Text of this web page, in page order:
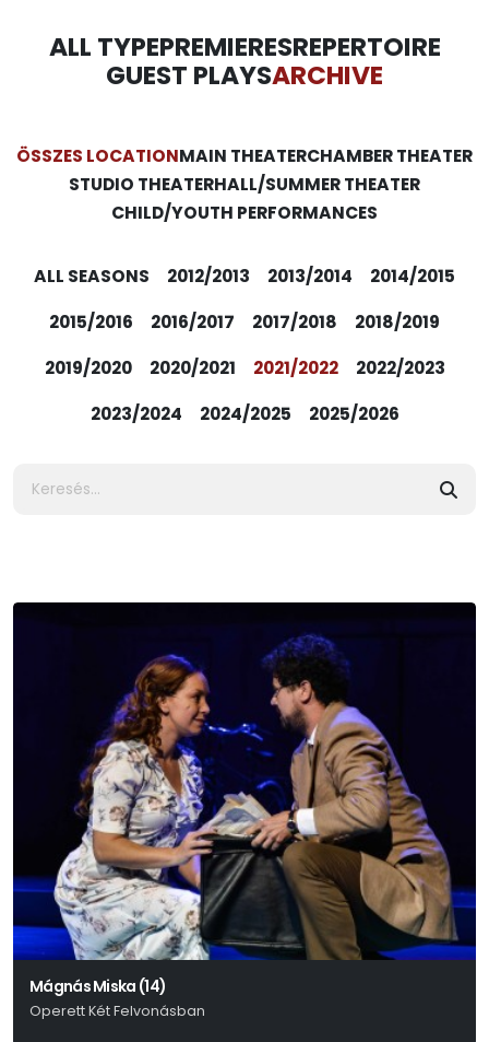
ALL TYPEPREMIERESREPERTOIRE
GUEST PLAYSARCHIVE
ÖSSZES LOCATIONMAIN THEATERCHAMBER THEATER
STUDIO THEATERHALL/SUMMER THEATER
CHILD/YOUTH PERFORMANCES
ALL SEASONS 2012/2013 2013/2014
2014/2015
2015/2016
2016/2017 2017/2018
2018/2019
2019/2020
2020/2021 2021/2022
2022/2023
2023/2024
2024/2025 2025/2026
Mágnás Miska (14)
Operett Két Felvonásban